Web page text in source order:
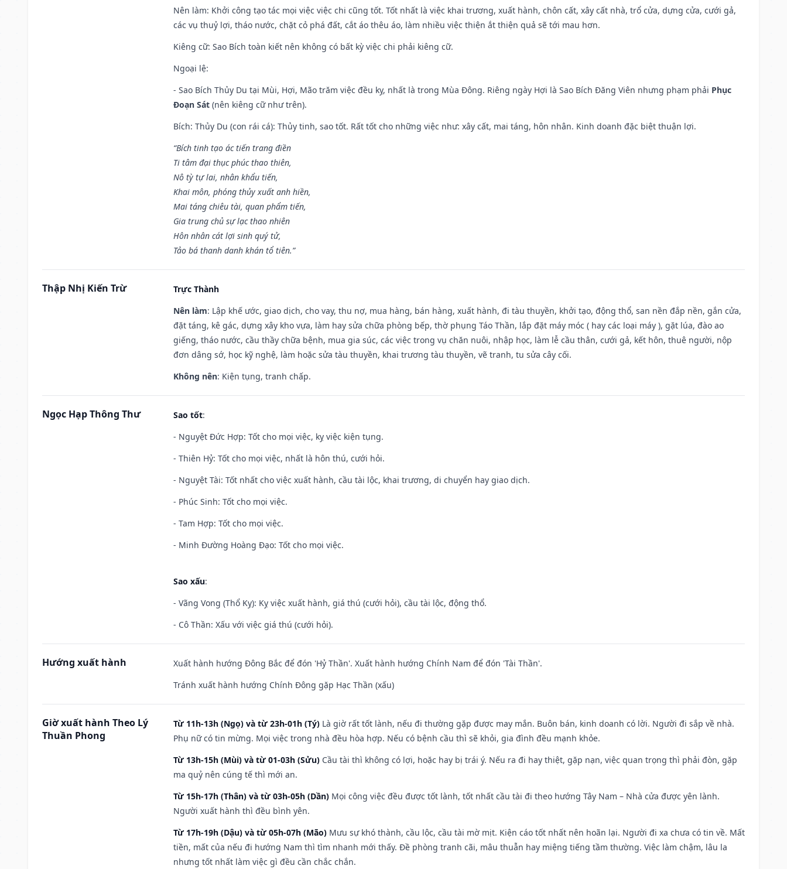
Nên làm: Khởi công tạo tác mọi việc việc chi cũng tốt. Tốt nhất là việc khai trương, xuất hành, chôn cất, xây cất nhà, trổ cửa, dựng cửa, cưới gả,
các vụ thuỷ lợi, tháo nước, chặt cỏ phá đất, cắt áo thêu áo, làm nhiều việc thiện ắt thiện quả sẽ tới mau hơn.
Kiêng cữ: Sao Bích toàn kiết nên không có bất kỳ việc chi phải kiêng cữ.
Ngoại lệ:
- Sao Bích Thủy Du tại Mùi, Hợi, Mão trăm việc đều kỵ, nhất là trong Mùa Đông. Riêng ngày Hợi là Sao Bích Đăng Viên nhưng phạm phải Phục
Đoạn Sát (nên kiêng cữ như trên).
Bích: Thủy Du (con rái cá): Thủy tinh, sao tốt. Rất tốt cho những việc như: xây cất, mai táng, hôn nhân. Kinh doanh đặc biệt thuận lợi.
“Bích tinh tạo ác tiến trang điền
Ti tâm đại thục phúc thao thiên,
Nô tỳ tự lai, nhân khẩu tiến,
Khai môn, phóng thủy xuất anh hiền,
Mai táng chiêu tài, quan phẩm tiến,
Gia trung chủ sự lạc thao nhiên
Hôn nhân cát lợi sinh quý tử,
Tảo bá thanh danh khán tổ tiên.”
Thập Nhị Kiến Trừ
Trực Thành
Nên làm: Lập khế ước, giao dịch, cho vay, thu nợ, mua hàng, bán hàng, xuất hành, đi tàu thuyền, khởi tạo, động thổ, san nền đắp nền, gắn cửa,
đặt táng, kê gác, dựng xây kho vựa, làm hay sửa chữa phòng bếp, thờ phụng Táo Thần, lắp đặt máy móc ( hay các loại máy ), gặt lúa, đào ao
giếng, tháo nước, cầu thầy chữa bệnh, mua gia súc, các việc trong vụ chăn nuôi, nhập học, làm lễ cầu thân, cưới gả, kết hôn, thuê người, nộp
đơn dâng sớ, học kỹ nghệ, làm hoặc sửa tàu thuyền, khai trương tàu thuyền, vẽ tranh, tu sửa cây cối.
Không nên: Kiện tụng, tranh chấp.
Ngọc Hạp Thông Thư Sao tốt:
- Nguyệt Đức Hợp: Tốt cho mọi việc, kỵ việc kiện tụng.
- Thiên Hỷ: Tốt cho mọi việc, nhất là hôn thú, cưới hỏi.
- Nguyệt Tài: Tốt nhất cho việc xuất hành, cầu tài lộc, khai trương, di chuyển hay giao dịch.
- Phúc Sinh: Tốt cho mọi việc.
- Tam Hợp: Tốt cho mọi việc.
- Minh Đường Hoàng Đạo: Tốt cho mọi việc.
Sao xấu:
- Vãng Vong (Thổ Kỵ): Kỵ việc xuất hành, giá thú (cưới hỏi), cầu tài lộc, động thổ.
- Cô Thần: Xấu với việc giá thú (cưới hỏi).
Hướng xuất hành
Xuất hành hướng Đông Bắc để đón 'Hỷ Thần'. Xuất hành hướng Chính Nam để đón 'Tài Thần'.
Tránh xuất hành hướng Chính Đông gặp Hạc Thần (xấu)
Giờ xuất hành Theo Lý
Thuần Phong
Từ 11h-13h (Ngọ) và từ 23h-01h (Tý) Là giờ rất tốt lành, nếu đi thường gặp được may mắn. Buôn bán, kinh doanh có lời. Người đi sắp về nhà.
Phụ nữ có tin mừng. Mọi việc trong nhà đều hòa hợp. Nếu có bệnh cầu thì sẽ khỏi, gia đình đều mạnh khỏe.
Từ 13h-15h (Mùi) và từ 01-03h (Sửu) Cầu tài thì không có lợi, hoặc hay bị trái ý. Nếu ra đi hay thiệt, gặp nạn, việc quan trọng thì phải đòn, gặp
ma quỷ nên cúng tế thì mới an.
Từ 15h-17h (Thân) và từ 03h-05h (Dần) Mọi công việc đều được tốt lành, tốt nhất cầu tài đi theo hướng Tây Nam – Nhà cửa được yên lành.
Người xuất hành thì đều bình yên.
Từ 17h-19h (Dậu) và từ 05h-07h (Mão) Mưu sự khó thành, cầu lộc, cầu tài mờ mịt. Kiện cáo tốt nhất nên hoãn lại. Người đi xa chưa có tin về. Mất
tiền, mất của nếu đi hướng Nam thì tìm nhanh mới thấy. Đề phòng tranh cãi, mâu thuẫn hay miệng tiếng tầm thường. Việc làm chậm, lâu la
nhưng tốt nhất làm việc gì đều cần chắc chắn.